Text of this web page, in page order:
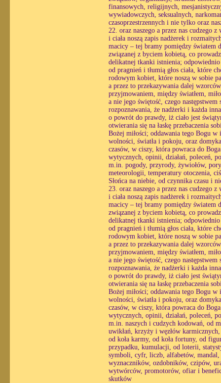
finansowych, religijnych,
wywiadowczych, seksualnych,
czasoprzestrzennych i nie tylko oraz
22. oraz naszego a przez nas cudzego
i ciała noszą zapis nadżerek i
macicy – tej bramy pomiędzy światem
związanej z byciem kobietą, co
delikatnej tkanki istnienia;
od pragnień i tłumią głos ciała, które
rodowym kobiet, które noszą w sobie
a przez to przekazywania dalej
przyjmowaniem, między światłem,
a nie jego świętość, czego
rozpoznawania, że nadżerki i każda
o powrót do prawdy, iż ciało jest
otwierania się na łaskę przebaczenia
Bożej miłości; oddawania tego Bogu
wolności, światła i pokoju, oraz
czasów, w ciszy, która powraca do
wytycznych, opinii, działań, poleceń,
m.in. pogody, przyrody, żywiołów,
meteorologii, temperatury otoczenia,
Słońca na niebie, od czynnika czasu i
23. oraz naszego a przez nas cudzego
i ciała noszą zapis nadżerek i
macicy – tej bramy pomiędzy światem
związanej z byciem kobietą, co
delikatnej tkanki istnienia;
od pragnień i tłumią głos ciała, które
rodowym kobiet, które noszą w sobie
a przez to przekazywania dalej
przyjmowaniem, między światłem,
a nie jego świętość, czego
rozpoznawania, że nadżerki i każda
o powrót do prawdy, iż ciało jest
otwierania się na łaskę przebaczenia
Bożej miłości; oddawania tego Bogu
wolności, światła i pokoju, oraz
czasów, w ciszy, która powraca do
wytycznych, opinii, działań, poleceń,
m.in. naszych i cudzych kodowań, od
uwikłań, krzyży i węzłów
od koła karmy, od koła fortuny, od
przypadku, kumulacji, od loterii,
symboli, cyfr, liczb, alfabetów,
wyznaczników, ozdobników, czipów,
wytwórców, promotorów, ofiar i
skutków